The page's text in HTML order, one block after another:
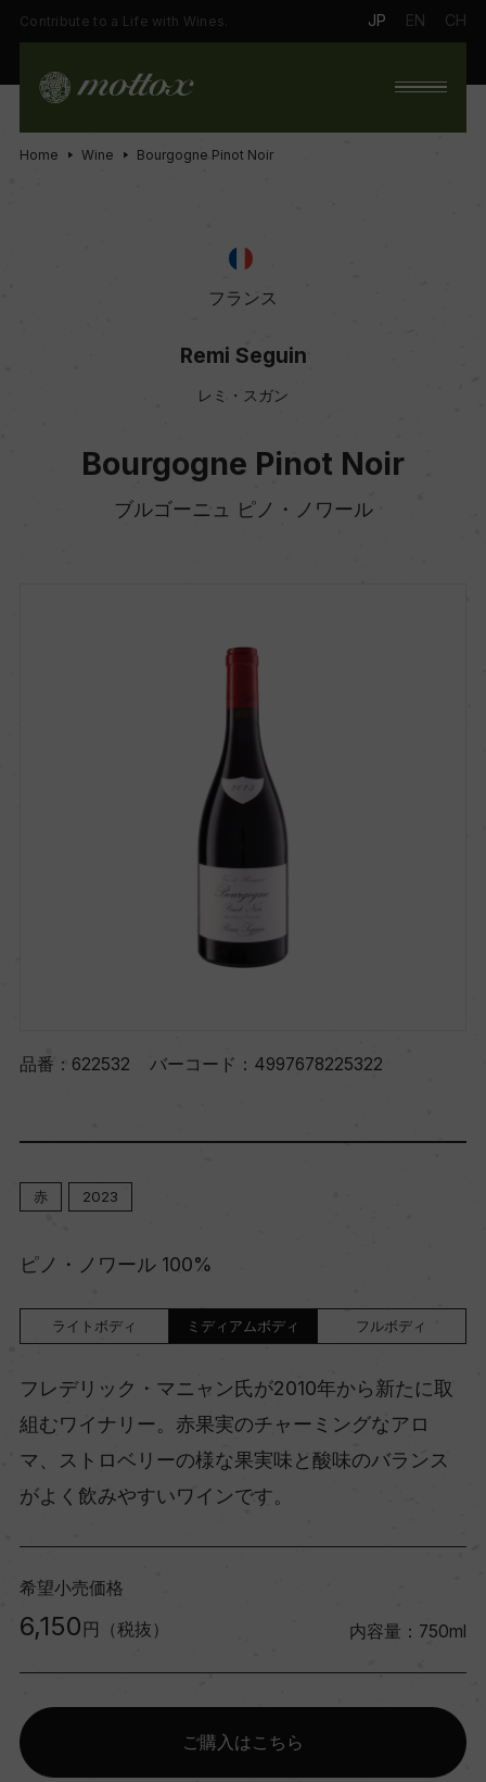
Contribute to a Life with Wines. JP EN CH
Home Wine Bourgogne Pinot Noir
フランス
Remi Seguin
レミ・スガン
Bourgogne Pinot Noir
ブルゴーニュ ピノ・ノワール
品番： 622532 バーコード： 4997678225322
赤 2023
ピノ・ノワール 100%
ライトボディ ミディアムボディ フルボディ
フレデリック・マニャン氏が2010年から新たに取
組むワイナリー。赤果実のチャーミングなアロ
マ、ストロベリーの様な果実味と酸味のバランス
がよく飲みやすいワインです。
希望小売価格
6,150 円（税抜） 内容量：750ml
ご購入はこちら